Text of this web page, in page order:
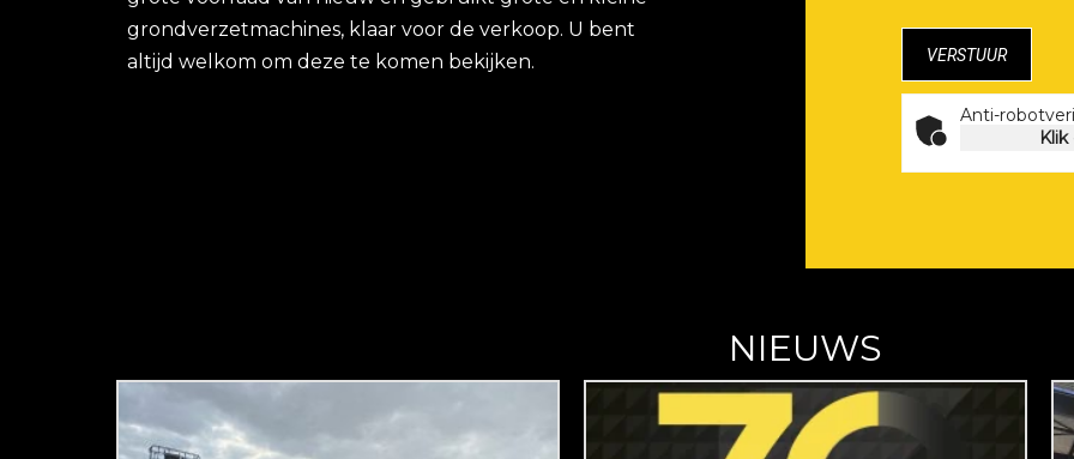
grondverzetmachines, klaar voor de verkoop. U bent
altijd welkom om deze te komen bekijken.
Anti-
NIEUWS